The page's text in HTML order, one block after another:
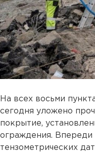
На всех восьми
сегодня уложено
покрытие,
ограждения. Впереди
тензометрических